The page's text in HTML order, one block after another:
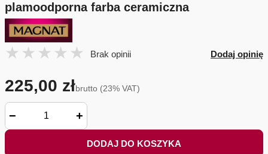
plamoodporna farba ceramiczna
Brak opinii Dodaj opinię
225,00 złbrutto (23% VAT)
− +
DODAJ DO KOSZYKA